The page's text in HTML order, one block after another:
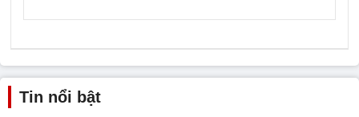
Tin nổi bật